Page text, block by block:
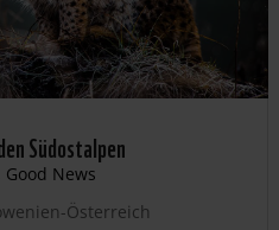
Südostalpen
Good News
Österreich